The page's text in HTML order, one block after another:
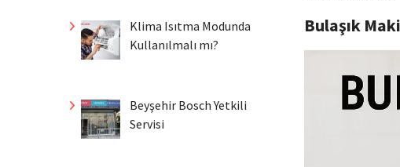
Bulaşık
Klima Isıtma Modunda
Kullanılmalı mı?
Beyşehir Bosch Yetkili
Servisi